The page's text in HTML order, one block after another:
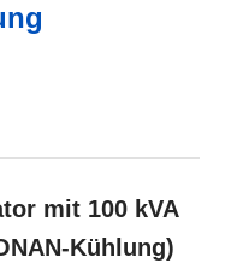
mit 100 kVA
Kühlung)